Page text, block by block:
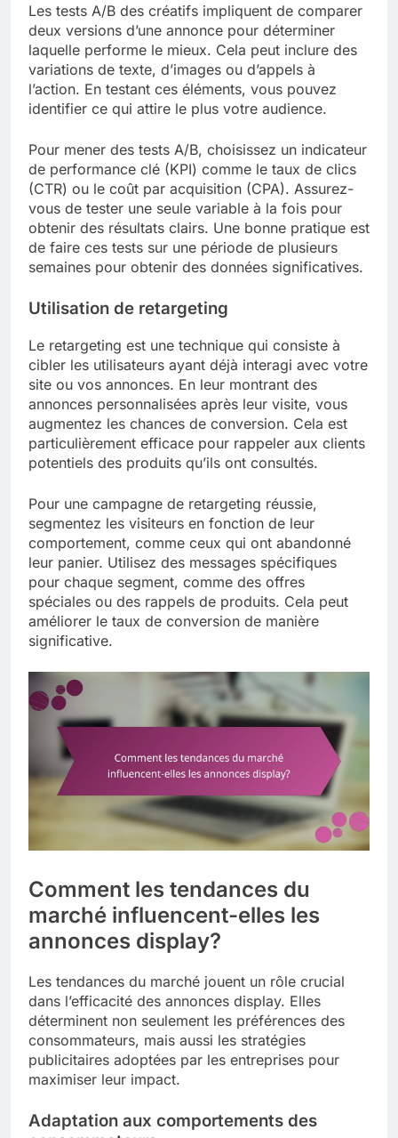
Les tests A/B des créatifs impliquent de comparer
deux versions d’une annonce pour déterminer
laquelle performe le mieux. Cela peut inclure des
variations de texte, d’images ou d’appels à
l’action. En testant ces éléments, vous pouvez
identifier ce qui attire le plus votre audience.
Pour mener des tests A/B, choisissez un indicateur
de performance clé (KPI) comme le taux de clics
(CTR) ou le coût par acquisition (CPA). Assurez-
vous de tester une seule variable à la fois pour
obtenir des résultats clairs. Une bonne pratique est
de faire ces tests sur une période de plusieurs
semaines pour obtenir des données significatives.
Utilisation de retargeting
Le retargeting est une technique qui consiste à
cibler les utilisateurs ayant déjà interagi avec votre
site ou vos annonces. En leur montrant des
annonces personnalisées après leur visite, vous
augmentez les chances de conversion. Cela est
particulièrement efficace pour rappeler aux clients
potentiels des produits qu’ils ont consultés.
Pour une campagne de retargeting réussie,
segmentez les visiteurs en fonction de leur
comportement, comme ceux qui ont abandonné
leur panier. Utilisez des messages spécifiques
pour chaque segment, comme des offres
spéciales ou des rappels de produits. Cela peut
améliorer le taux de conversion de manière
significative.
Comment les tendances du
marché influencent-elles les
annonces display?
Les tendances du marché jouent un rôle crucial
dans l’efficacité des annonces display. Elles
déterminent non seulement les préférences des
consommateurs, mais aussi les stratégies
publicitaires adoptées par les entreprises pour
maximiser leur impact.
Adaptation aux comportements des